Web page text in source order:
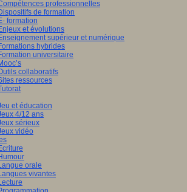
professionnelles
de formation
formation
et évolutions
supérieur et numérique
hybrides
universitaire
collaboratifs
ressources
et éducation
4/12 ans
sérieux
vidéo
orale
vivantes